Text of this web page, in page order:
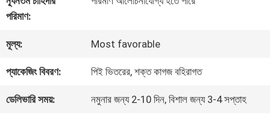
আমাদের
সাথে
পরিমাণ:
মূল্য: Most favorable
প্যাকেজিং বিবরণ: পিই ভিতরের, শক্ত কাগজ বহিরাগত
ডেলিভারি সময়: নমুনার জন্য 2-10 দিন, বিশাল জন্য 3-4 সপ্তাহ